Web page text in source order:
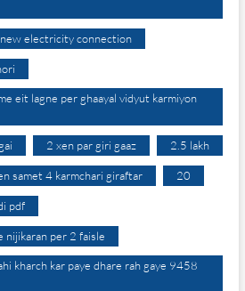
electricity connection
eit lagne per ghaayal vidyut karmiyon
2 xen par giri gaaz 2.5 lakh
samet 4 karmchari giraftar 20
pdf
nijikaran per 2 faisle
kharch kar paye dhare rah gaye 9458